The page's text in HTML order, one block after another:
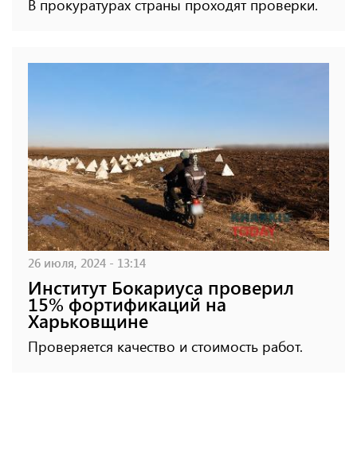
В прокуратурах страны проходят проверки.
26 июля, 2024 - 13:14
Институт Бокариуса проверил
15% фортификаций на
Харьковщине
Проверяется качество и стоимость работ.